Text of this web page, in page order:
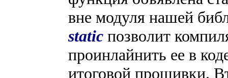
вне модуля нашей
static позволит
проинлайнить ее в
итоговой прошивки.